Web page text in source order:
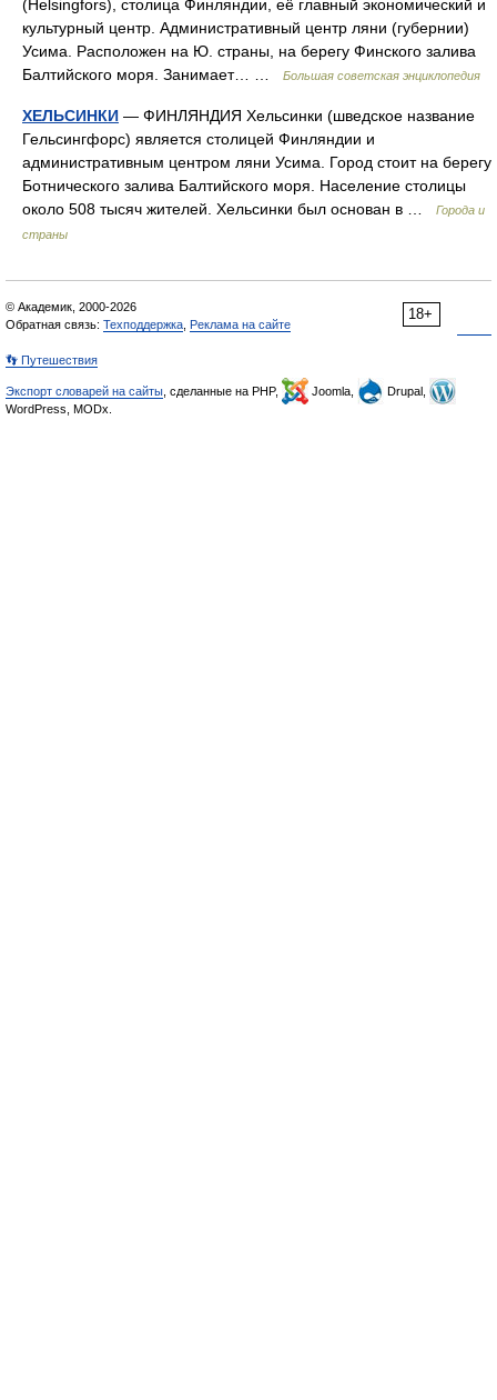
(Helsingfors), столица Финляндии, её главный экономический и
культурный центр. Административный центр ляни (губернии)
Усима. Расположен на Ю. страны, на берегу Финского залива
Балтийского моря. Занимает… …
Большая советская энциклопедия
ХЕЛЬСИНКИ — ФИНЛЯНДИЯ Хельсинки (шведское название
Гельсингфорс) является столицей Финляндии и
административным центром ляни Усима. Город стоит на берегу
Ботнического залива Балтийского моря. Население столицы
около 508 тысяч жителей. Хельсинки был основан в …
Города и
страны
18+
© Академик, 2000-2026
Обратная связь: Техподдержка Реклама на сайте
👣 Путешествия
Экспорт словарей на сайты , сделанные на PHP, Joomla,
Drupal,
WordPress, MODx.